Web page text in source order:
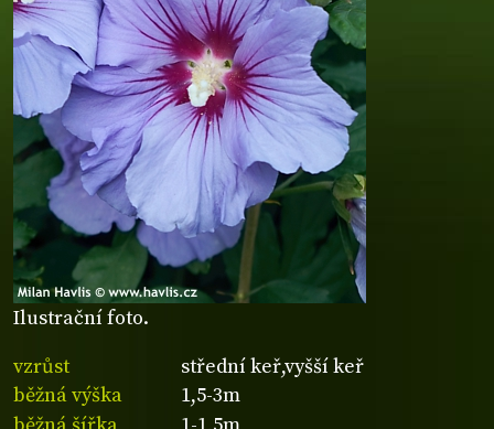
Ilustrační foto.
vzrůst
střední keř,vyšší keř
běžná výška
1,5-3m